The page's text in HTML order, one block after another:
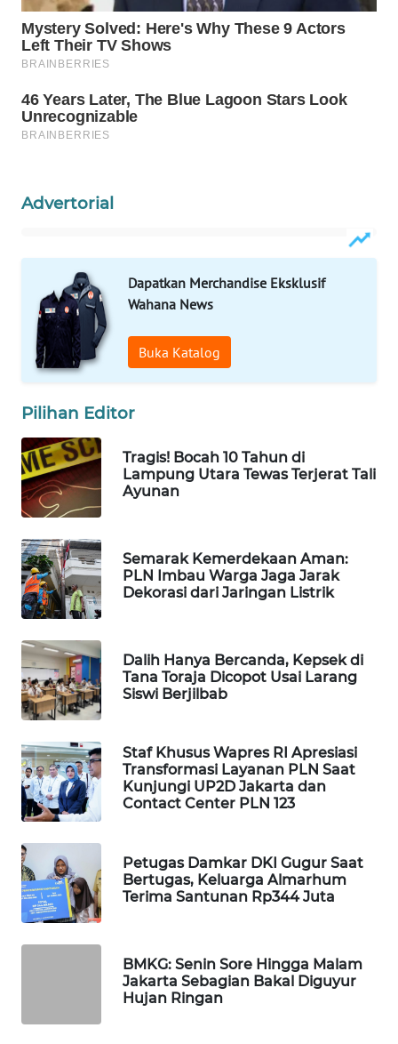
Advertorial
Dapatkan Merchandise Eksklusif
Wahana News
Buka Katalog
Pilihan Editor
Tragis! Bocah 10 Tahun di
Lampung Utara Tewas Terjerat Tali
Ayunan
Semarak Kemerdekaan Aman:
PLN Imbau Warga Jaga Jarak
Dekorasi dari Jaringan Listrik
Dalih Hanya Bercanda, Kepsek di
Tana Toraja Dicopot Usai Larang
Siswi Berjilbab
Staf Khusus Wapres RI Apresiasi
Transformasi Layanan PLN Saat
Kunjungi UP2D Jakarta dan
Contact Center PLN 123
Petugas Damkar DKI Gugur Saat
Bertugas, Keluarga Almarhum
Terima Santunan Rp344 Juta
BMKG: Senin Sore Hingga Malam
Jakarta Sebagian Bakal Diguyur
Hujan Ringan
WAHANA
TANI
ADVOKAT
WAHANA
WAHANA
WAHANA
LISTRIK
WAHANA
TRAVEL
WAHANA
TV
WAHANANEWS
ID
WAHANANEWS
CO ID
WAHANANEWS
NET
WAHANA
SPORT
UMKM
WAHANA
SELEB
WAHANA
PERSONA
OTOMOTIF